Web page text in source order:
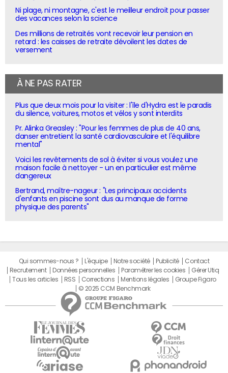
Ni plage, ni montagne, c'est le meilleur endroit pour passer
des vacances selon la science
Des millions de retraités vont recevoir leur pension en
retard : les caisses de retraite dévoilent les dates de
versement
À NE PAS RATER
Plus que deux mois pour la visiter : l'île d'Hydra est le paradis
du silence, voitures, motos et vélos y sont interdits
Pr. Alinka Greasley : "Pour les femmes de plus de 40 ans,
danser entretient la santé cardiovasculaire et l'équilibre
mental"
Voici les revêtements de sol à éviter si vous voulez une
maison facile à nettoyer - un en particulier est même
dangereux
Bertrand, maître-nageur : "Les principaux accidents
d'enfants en piscine sont dus au manque de forme
physique des parents"
Qui sommes-nous ? L'équipe Notre société Publicité
Contact
Recrutement
Données personnelles Paramétrer les cookies
Gérer Utiq
Tous les articles
RSS Corrections Mentions légales
Groupe Figaro
© 2025 CCM Benchmark